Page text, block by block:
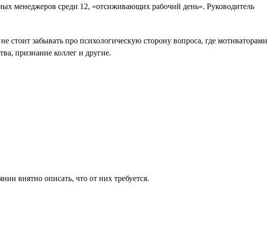
менеджеров среди 12, «отсиживающих рабочий день». Руководитель
забывать про психологическую сторону вопроса, где мотиваторами
признание коллег и другие.
внятно описать, что от них требуется.